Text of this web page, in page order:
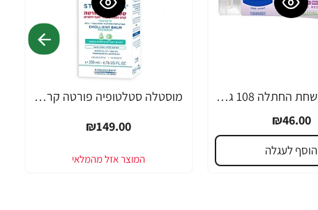
מוסטלה משחת החתלה 108 גרם - מבית Mustela
₪46.00
הוסף לעגלה
מוסטלה סטלטופיה פורטה קרם לחות טיפולי לגוף ולפנים לעור יבש במיוחד 200 מ"ל - מבית Mustela
₪149.00